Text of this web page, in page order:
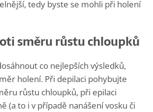
tedy byste se mohli při holení
směru růstu chloupků
co nejlepších výsledků,
holení. Při depilaci pohybujte
růstu chloupků, při epilaci
(a to i v případě nanášení vosku či